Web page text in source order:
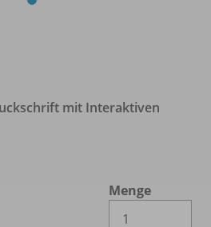
mit Interaktiven
Menge